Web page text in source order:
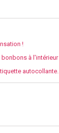
!
à l'intérieur
autocollante.